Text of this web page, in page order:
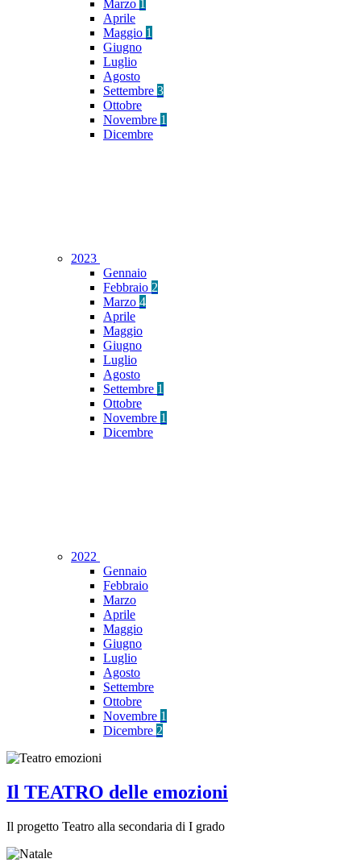
Marzo 1
Aprile
Maggio 1
Giugno
Luglio
Agosto
Settembre 3
Ottobre
Novembre 1
Dicembre
2023
Gennaio
Febbraio 2
Marzo 4
Aprile
Maggio
Giugno
Luglio
Agosto
Settembre 1
Ottobre
Novembre 1
Dicembre
2022
Gennaio
Febbraio
Marzo
Aprile
Maggio
Giugno
Luglio
Agosto
Settembre
Ottobre
Novembre 1
Dicembre 2
Il TEATRO delle emozioni
Il progetto Teatro alla secondaria di I grado